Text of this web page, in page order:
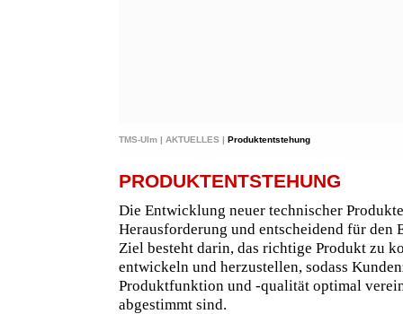
TMS-Ulm | AKTUELLES | Produktentstehung
PRODUKTENTSTEHUNG
Die Entwicklung neuer technischer
Herausforderung und entscheidend für den
Ziel besteht darin, das richtige Produkt zu
entwickeln und herzustellen, sodass
Produktfunktion und -qualität optimal
abgestimmt sind.